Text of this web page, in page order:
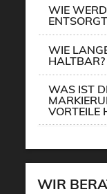
WIE
WIE
HALTBAR?
WAS IST
VORTEILE
WIR